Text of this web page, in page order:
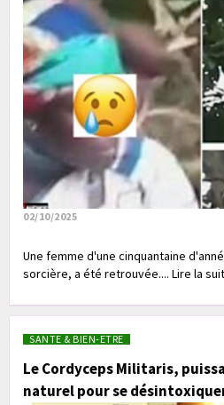
02/10/2025
Une femme d'une cinquantaine
sorcière, a été retrouvée.... Lire la
SANTE & BIEN-ETRE
Le Cordyceps Militaris,
naturel pour se